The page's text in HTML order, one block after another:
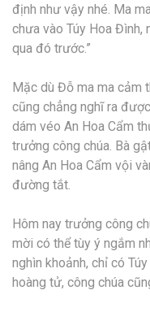
định như vậy nhé. Ma
chưa vào Túy Hoa
qua đó trước.”
Mặc dù Đỗ ma ma cảm
cũng chẳng nghĩ ra
dám véo An Hoa Cẩm
trưởng công chúa. Bà
nâng An Hoa Cẩm vội
đường tắt.
Hôm nay trưởng công
mời có thể tùy ý ngắm
nghìn khoảnh, chỉ có
hoàng tử, công chúa